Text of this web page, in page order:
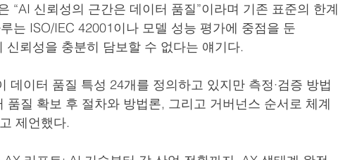
“AI 신뢰성의 근간은 데이터 품질”이라며 기존 표준의 한계
는 ISO/IEC 42001이나 모델 성능 평가에 중점을 둔
신뢰성을 충분히 담보할 수 없다는 얘기다.
데이터 품질 특성 24개를 정의하고 있지만 측정·검증 방법
품질 확보 후 절차와 방법론, 그리고 거버넌스 순서로 체계
제언했다.